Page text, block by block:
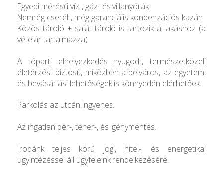
Egyedi mérésű víz-, gáz- és villanyórák
Nemrég cserélt, még garanciális kondenzációs kazán
Közös tároló + saját tároló is tartozik a lakáshoz (a
vételár tartalmazza)
A tóparti elhelyezkedés nyugodt, természetközeli
életérzést biztosít, miközben a belváros, az egyetem,
és bevásárlási lehetőségek is könnyedén elérhetőek.
Parkolás az utcán ingyenes.
Az ingatlan per-, teher-, és igénymentes.
Irodánk teljes körű jogi, hitel-, és energetikai
ügyintézéssel áll ügyfeleink rendelkezésére.